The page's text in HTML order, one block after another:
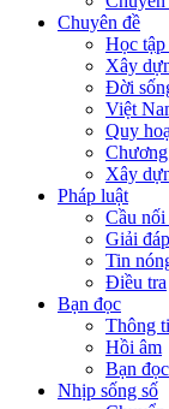
Chuyên đề
Học tập
Xây
Đời
Việt
Quy
Xây
Pháp luật
Cầu nối
Giải
Tin
Điều tra
Bạn đọc
Thông
Hồi âm
Bạn
Nhịp sống số